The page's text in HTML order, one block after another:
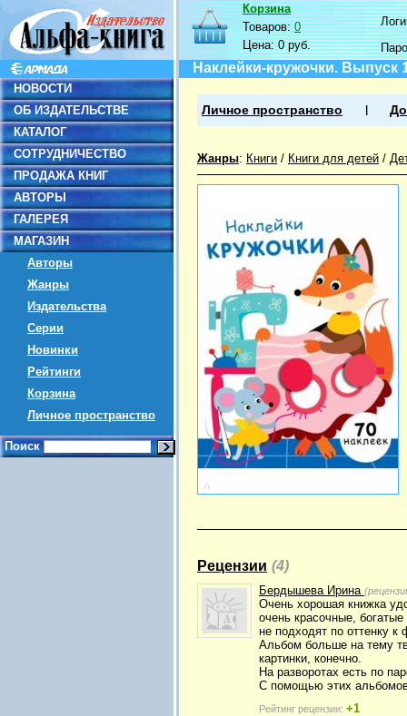
НОВОСТИ
ОБ ИЗДАТЕЛЬСТВЕ
КАТАЛОГ
СОТРУДНИЧЕСТВО
ПРОДАЖА КНИГ
АВТОРЫ
ГАЛЕРЕЯ
МАГАЗИН
Авторы
Жанры
Издательства
Серии
Новинки
Рейтинги
Корзина
Личное пространство
Поиск
Корзина
Товаров:0
Цена:0 руб.
Наклейки-кружочки. Выпуск
Личное пространство
Жанры: Книги / Книги для детей /
Рецензии (4)
Бердышева Ирина
Очень хорошая книжка
очень красочные,
не подходят по оттенку
Альбом больше на тему
картинки, конечно.
На разворотах есть по
С помощью этих
Рейтинг рецензии: +1